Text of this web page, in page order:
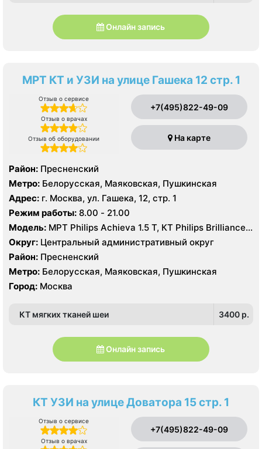
Онлайн запись
МРТ КТ и УЗИ на улице Гашека 12 стр. 1
Отзыв о сервисе
Отзыв о врачах
Отзыв об оборудовании
+7(495)822-49-09
На карте
Район: Пресненский
Метро: Белорусская, Маяковская, Пушкинская
Адрес: г. Москва, ул. Гашека, 12, стр. 1
Режим работы: 8.00 - 21.00
Модель: МРТ Philips Achieva 1.5 T, КТ Philips Brilliance
CT 64 среза, УЗИ Philips iE33 X-matrix
Округ: Центральный административный округ
Район: Пресненский
Метро: Белорусская, Маяковская, Пушкинская
Город: Москва
КТ мягких тканей шеи 3400 p.
Онлайн запись
КТ УЗИ на улице Доватора 15 стр. 1
Отзыв о сервисе
Отзыв о врачах
+7(495)822-49-09